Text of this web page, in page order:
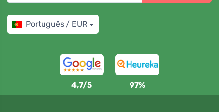
Português / EUR
4,7/5 97%